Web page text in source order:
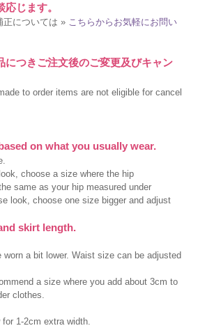
じます。
については » こちらからお気軽にお問い
つきご注文後のご変更及びキャン
to order items are not eligible for cancel
on what you usually wear.
choose a size where the hip
same as your hip measured under
look, choose one size bigger and adjust
skirt length.
a bit lower. Waist size can be adjusted
a size where you add about 3cm to
clothes.
1-2cm extra width.